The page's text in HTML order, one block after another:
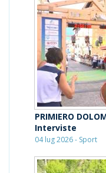
PRIMIERO
Interviste
04 lug 2026 - Sport